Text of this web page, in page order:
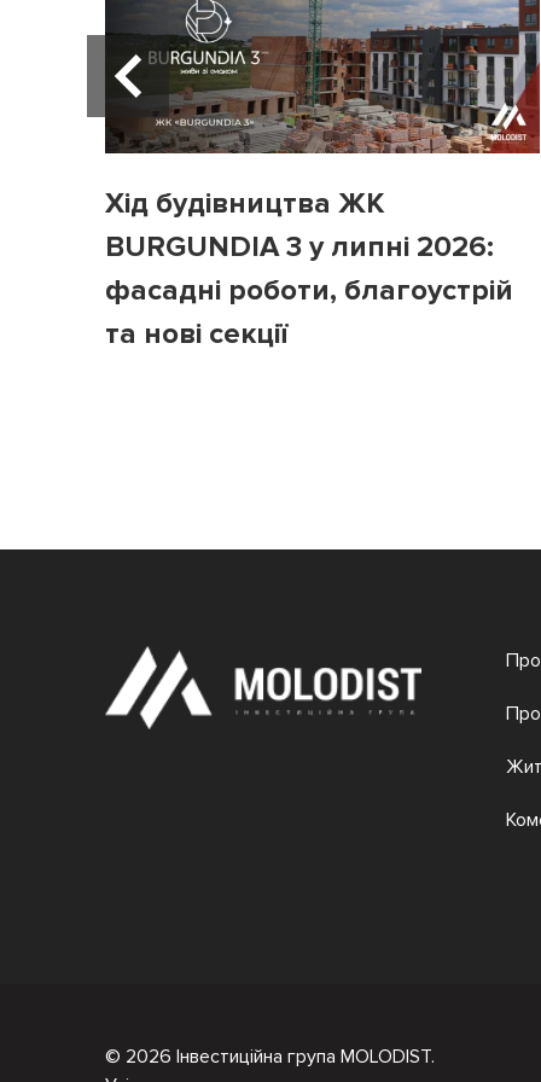
Хід будівництва ЖК
BURGUNDIA 3 у липні 2026:
фасадні роботи, благоустрій
та нові секції
© 2026 Інвестиційна група MOLODIST.